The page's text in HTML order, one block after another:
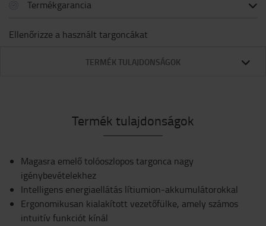
Termékgarancia
Ellenőrizze a használt targoncákat
TERMÉK TULAJDONSÁGOK
Termék tulajdonságok
Magasra emelő tolóoszlopos targonca nagy
igénybevételekhez
Intelligens energiaellátás lítiumion-akkumulátorokkal
Ergonomikusan kialakított vezetőfülke, amely számos
intuitív funkciót kínál